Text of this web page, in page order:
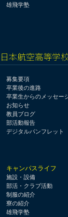
雄飛学塾
日本航空高等学
募集要項
卒業後の進路
卒業生からのメッセー
お知らせ
教員ブログ
部活動報告
デジタルパンフレット
キャンパスライフ
施設・設備
部活・クラブ活動
制服の紹介
寮の紹介
雄飛学塾